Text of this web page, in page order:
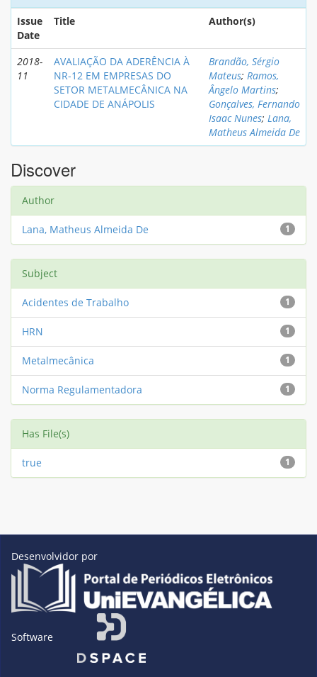
Issue
Date
Title Author(s)
2018-
11
AVALIAÇÃO DA ADERÊNCIA À
NR-12 EM EMPRESAS DO
SETOR METALMECÂNICA NA
CIDADE DE ANÁPOLIS
Brandão, Sérgio
Mateus; Ramos,
Ângelo Martins;
Gonçalves, Fernando
Isaac Nunes; Lana,
Matheus Almeida De
Discover
Author
1
Lana, Matheus Almeida De
Subject
1
Acidentes de Trabalho
1
HRN
1
Metalmecânica
1
Norma Regulamentadora
Has File(s)
1
true
Desenvolvidor por
Software